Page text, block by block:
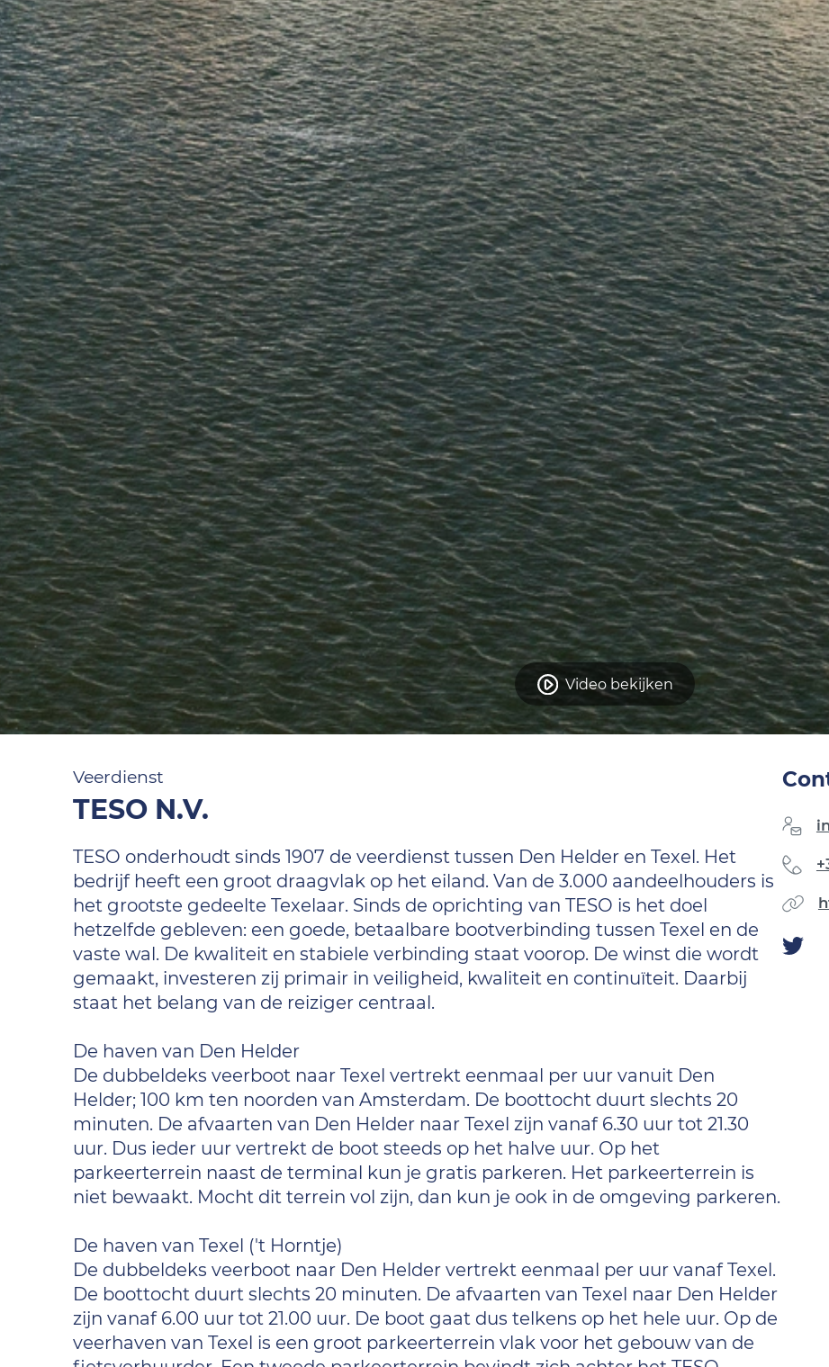
Video bekijken
Veerdienst
TESO N.V.
TESO onderhoudt sinds 1907 de veerdienst tussen Den Helder en Texel. Het
bedrijf heeft een groot draagvlak op het eiland. Van de 3.000 aandeelhouders is
het grootste gedeelte Texelaar. Sinds de oprichting van TESO is het doel
hetzelfde gebleven: een goede, betaalbare bootverbinding tussen Texel en de
vaste wal. De kwaliteit en stabiele verbinding staat voorop. De winst die wordt
gemaakt, investeren zij primair in veiligheid, kwaliteit en continuïteit. Daarbij
staat het belang van de reiziger centraal.
De haven van Den Helder
De dubbeldeks veerboot naar Texel vertrekt eenmaal per uur vanuit Den
Helder; 100 km ten noorden van Amsterdam. De boottocht duurt slechts 20
minuten. De afvaarten van Den Helder naar Texel zijn vanaf 6.30 uur tot 21.30
uur. Dus ieder uur vertrekt de boot steeds op het halve uur. Op het
parkeerterrein naast de terminal kun je gratis parkeren. Het parkeerterrein is
niet bewaakt. Mocht dit terrein vol zijn, dan kun je ook in de omgeving parkeren.
De haven van Texel ('t Horntje)
De dubbeldeks veerboot naar Den Helder vertrekt eenmaal per uur vanaf Texel.
De boottocht duurt slechts 20 minuten. De afvaarten van Texel naar Den Helder
zijn vanaf 6.00 uur tot 21.00 uur. De boot gaat dus telkens op het hele uur. Op de
veerhaven van Texel is een groot parkeerterrein vlak voor het gebouw van de